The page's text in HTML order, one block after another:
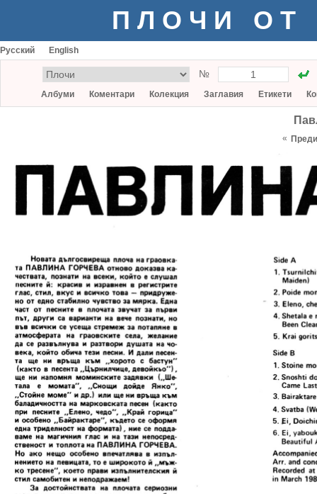
ПЛОЧИ ОТ
Русский English
№
Албуми Коментари Колекция Заглавия Етикети
«